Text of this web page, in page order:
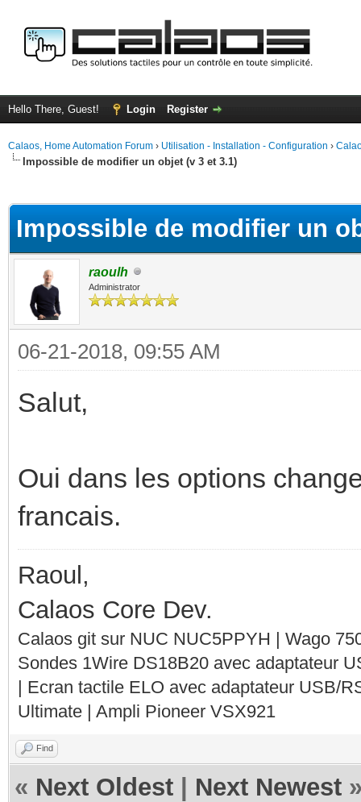
Hello There, Guest! Login Register
Calaos, Home Automation Forum › Utilisation - Installation - Configuration ›
Impossible de modifier un objet (v 3 et 3.1)
Impossible de modifier un
raoulh
Administrator
06-21-2018, 09:55 AM
Salut,
Oui dans les options
francais.
Raoul,
Calaos Core Dev.
Calaos git sur NUC NUC5PPYH | Wago
Sondes 1Wire DS18B20 avec adaptateur
| Ecran tactile ELO avec adaptateur USB/
Ultimate | Ampli Pioneer VSX921
Find
« Next Oldest Next Newest